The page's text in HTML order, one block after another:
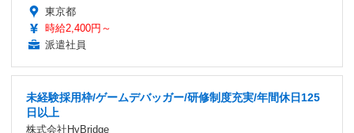
東京都
時給2,400円～
派遣社員
未経験採用枠/ゲームデバッガー/研修制度充実/年間休日125
日以上
株式会社HyBridge